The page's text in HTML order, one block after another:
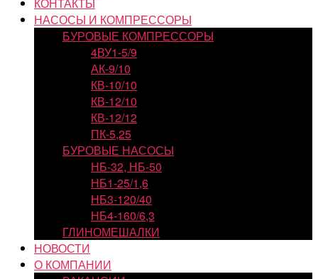
НАСОСЫ И КОМПРЕССОРЫ
БУРОВЫЕ КОМПРЕССОРЫ
4ВУ1-5/9
АК-9/10
КВ-10/10
КВ-12/10
КВ-12/12
ПК-5,25
БУРОВЫЕ НАСОСЫ
НБ-32, НБ-50
НБ1-25/1,6
НБ3-120/40
НБ4-160/6,3
ГЛИНОМЕШАЛКИ
НОВОСТИ
О КОМПАНИИ